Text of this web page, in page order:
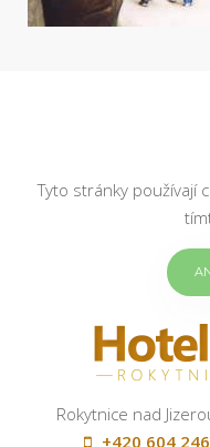
Tyto stránky používají
Rokytnice nad
+420 604